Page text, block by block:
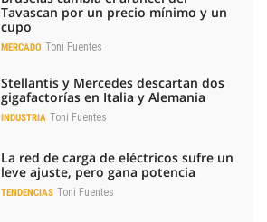
Tavascan por un precio mínimo y un
cupo
MERCADO Toni Fuentes
Stellantis y Mercedes descartan dos
gigafactorías en Italia y Alemania
INDUSTRIA Toni Fuentes
La red de carga de eléctricos sufre un
leve ajuste, pero gana potencia
TENDENCIAS Toni Fuentes